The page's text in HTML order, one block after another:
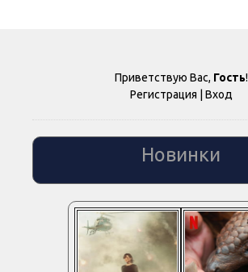
Приветствую Вас, Гость!
Регистрация | Вход
Новинки